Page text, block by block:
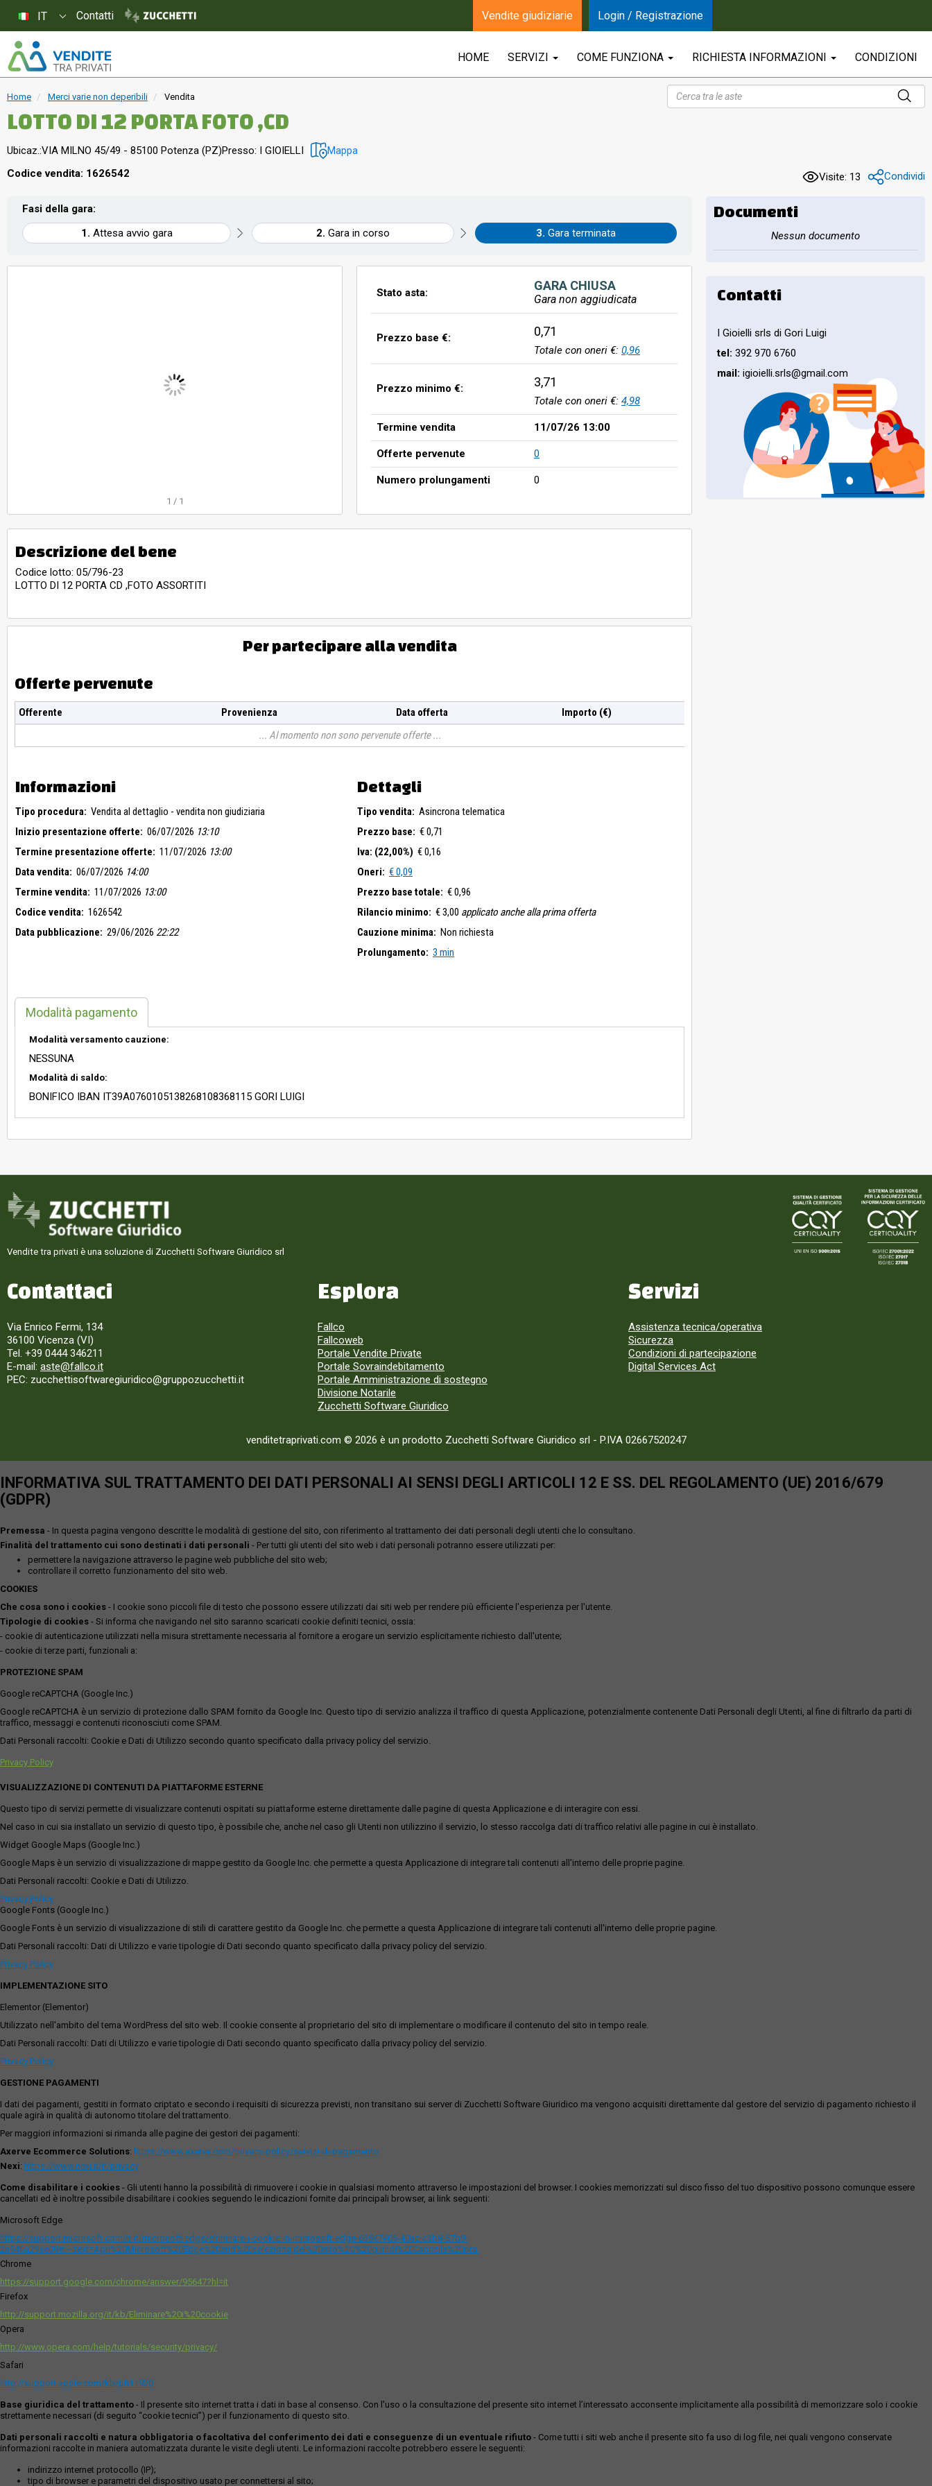
HOME SERVIZI COME FUNZIONA RICHIESTA INFORMAZIONI CONDIZIONI
Home Merci varie non deperibili Vendita
LOTTO DI 12 PORTA FOTO ,CD
Ubicaz.:VIA MILNO 45/49 - 85100 Potenza (PZ)Presso: I GIOIELLI Mappa
Codice vendita: 1626542 Visite: 13 Condividi
Fasi della gara:
Attesa avvio gara
Gara in corso Gara terminata
1 / 1
Stato asta: GARA CHIUSA
Gara non aggiudicata
Prezzo base €: 0,71
Totale con oneri €: 0,96
Prezzo minimo €: 3,71
Totale con oneri €: 4,98
Termine vendita 11/07/26 13:00
Offerte pervenute 0
Numero prolungamenti 0
Descrizione del bene
Codice lotto: 05/796-23
LOTTO DI 12 PORTA CD ,FOTO ASSORTITI
Per partecipare alla vendita
Offerte pervenute
Offerente Provenienza Data offerta
Importo (€)
Al momento non sono pervenute offerte
Informazioni
Tipo procedura: Vendita al dettaglio - vendita non giudiziaria
Inizio presentazione offerte: 06/07/2026 13:10
Termine presentazione offerte: 11/07/2026 13:00
Data vendita: 06/07/2026 14:00
Termine vendita: 11/07/2026 13:00
Codice vendita: 1626542
Data pubblicazione: 29/06/2026 22:22
Dettagli
Tipo vendita: Asincrona telematica
Prezzo base: € 0,71
Iva: (22,00%) € 0,16
Oneri: € 0,09
Prezzo base totale: € 0,96
Rilancio minimo: € 3,00 applicato anche alla prima offerta
Cauzione minima: Non richiesta
Prolungamento: 3 min
Modalità pagamento
Modalità versamento cauzione:
NESSUNA
Modalità di saldo:
BONIFICO IBAN IT39A0760105138268108368115 GORI LUIGI
Documenti
Nessun documento
Contatti
I Gioielli srls di Gori Luigi
tel: 392 970 6760
mail: igioielli.srls@gmail.com
Vendite tra privati è una soluzione di Zucchetti Software Giuridico srl
Contattaci
Via Enrico Fermi, 134
36100 Vicenza (VI)
Tel. +39 0444 346211
E-mail: aste@fallco.it
PEC: zucchettisoftwaregiuridico@gruppozucchetti.it
Esplora
Fallco
Fallcoweb
Portale Vendite Private
Portale Sovraindebitamento
Portale Amministrazione di sostegno
Divisione Notarile
Zucchetti Software Giuridico
Servizi
Assistenza tecnica/operativa
Sicurezza
Condizioni di partecipazione
Digital Services Act
venditetraprivati.com © 2026 è un prodotto Zucchetti Software Giuridico srl - P.IVA 02667520247
IT Contatti Vendite giudiziarie Login / Registrazione
INFORMATIVA SUL TRATTAMENTO DEI DATI PERSONALI AI SENSI DEGLI ARTICOLI 12 E SS. DEL REGOLAMENTO (UE) 2016/679
(GDPR)
Premessa - In questa pagina vengono descritte le modalità di gestione del sito, con riferimento al trattamento dei dati personali degli utenti che lo consultano.
Finalità del trattamento cui sono destinati i dati personali - Per tutti gli utenti del sito web i dati personali potranno essere utilizzati per:
permettere la navigazione attraverso le pagine web pubbliche del sito web;
controllare il corretto funzionamento del sito web.
COOKIES
Che cosa sono i cookies - I cookie sono piccoli file di testo che possono essere utilizzati dai siti web per rendere più efficiente l'esperienza per l'utente.
Tipologie di cookies - Si informa che navigando nel sito saranno scaricati cookie definiti tecnici, ossia:
- cookie di autenticazione utilizzati nella misura strettamente necessaria al fornitore a erogare un servizio esplicitamente richiesto dall'utente;
- cookie di terze parti, funzionali a:
PROTEZIONE SPAM
Google reCAPTCHA (Google Inc.)
Google reCAPTCHA è un servizio di protezione dallo SPAM fornito da Google Inc. Questo tipo di servizio analizza il traffico di questa Applicazione, potenzialmente contenente Dati Personali degli Utenti, al fine di filtrarlo da parti di
traffico, messaggi e contenuti riconosciuti come SPAM.
Dati Personali raccolti: Cookie e Dati di Utilizzo secondo quanto specificato dalla privacy policy del servizio.
Privacy Policy
VISUALIZZAZIONE DI CONTENUTI DA PIATTAFORME ESTERNE
Questo tipo di servizi permette di visualizzare contenuti ospitati su piattaforme esterne direttamente dalle pagine di questa Applicazione e di interagire con essi.
Nel caso in cui sia installato un servizio di questo tipo, è possibile che, anche nel caso gli Utenti non utilizzino il servizio, lo stesso raccolga dati di traffico relativi alle pagine in cui è installato.
Widget Google Maps (Google Inc.)
Google Maps è un servizio di visualizzazione di mappe gestito da Google Inc. che permette a questa Applicazione di integrare tali contenuti all'interno delle proprie pagine.
Dati Personali raccolti: Cookie e Dati di Utilizzo.
Privacy Policy
Google Fonts (Google Inc.)
Google Fonts è un servizio di visualizzazione di stili di carattere gestito da Google Inc. che permette a questa Applicazione di integrare tali contenuti all'interno delle proprie pagine.
Dati Personali raccolti: Dati di Utilizzo e varie tipologie di Dati secondo quanto specificato dalla privacy policy del servizio.
Privacy Policy
IMPLEMENTAZIONE SITO
Elementor (Elementor)
Utilizzato nell'ambito del tema WordPress del sito web. Il cookie consente al proprietario del sito di implementare o modificare il contenuto del sito in tempo reale.
Dati Personali raccolti: Dati di Utilizzo e varie tipologie di Dati secondo quanto specificato dalla privacy policy del servizio.
Privacy Policy
GESTIONE PAGAMENTI
I dati dei pagamenti, gestiti in formato criptato e secondo i requisiti di sicurezza previsti, non transitano sui server di Zucchetti Software Giuridico ma vengono acquisiti direttamente dal gestore del servizio di pagamento richiesto il
quale agirà in qualità di autonomo titolare del trattamento.
Per maggiori informazioni si rimanda alle pagine dei gestori dei pagamenti:
Axerve Ecommerce Solutions: https://www.axerve.com/privacy-policy/servizi-di-pagamento
Nexi: https://www.nexi.it/it/privacy
Come disabilitare i cookies - Gli utenti hanno la possibilità di rimuovere i cookie in qualsiasi momento attraverso le impostazioni del browser. I cookies memorizzati sul disco fisso del tuo dispositivo possono comunque essere
cancellati ed è inoltre possibile disabilitare i cookies seguendo le indicazioni fornite dai principali browser, ai link seguenti:
Microsoft Edge
https://support.microsoft.com/it-it/microsoft-edge/eliminare-i-cookie-in-microsoft-edge-63947406-40ac-c3b8-57b9-
2a946a29ae09#:~:text=Apri%20Microsoft%20Edge%20and%20seleziona,del%20sito%2C%20quindi%20Cancella%20ora.
Chrome
https://support.google.com/chrome/answer/95647?hl=it
Firefox
http://support.mozilla.org/it/kb/Eliminare%20i%20cookie
Opera
http://www.opera.com/help/tutorials/security/privacy/
Safari
http://support.apple.com/kb/ph11920
Base giuridica del trattamento - Il presente sito internet tratta i dati in base al consenso. Con l'uso o la consultazione del presente sito internet l’interessato acconsente implicitamente alla possibilità di memorizzare solo i cookie
strettamente necessari (di seguito “cookie tecnici”) per il funzionamento di questo sito.
Dati personali raccolti e natura obbligatoria o facoltativa del conferimento dei dati e conseguenze di un eventuale rifiuto - Come tutti i siti web anche il presente sito fa uso di log file, nei quali vengono conservate
informazioni raccolte in maniera automatizzata durante le visite degli utenti. Le informazioni raccolte potrebbero essere le seguenti:
indirizzo internet protocollo (IP);
tipo di browser e parametri del dispositivo usato per connettersi al sito;